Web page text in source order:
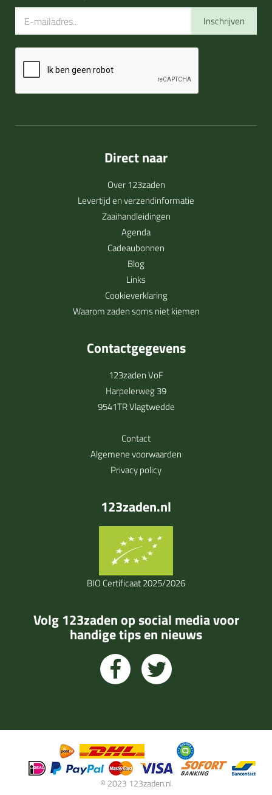
Inschrijven
Direct naar
Over 123zaden
Levertijd en verzendinformatie
Zaaihandleidingen
Agenda
Cadeaubonnen
Blog
Links
Cookieverklaring
Waarom zaden soms niet kiemen
Contactgegevens
123zaden VoF
Harpelerweg 39
9541TR Vlagtwedde
Contact
Algemene voorwaarden
Privacy policy
123zaden.nl
BIO Certificaat 2025/2026
Volg 123zaden op social media voor
handige tips en nieuws
© 2023 123zaden.nl